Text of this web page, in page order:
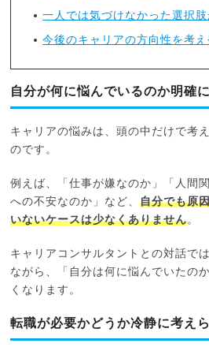
一人では気づけなかった選択肢
今後のキャリアの方向性を考
自分が何に悩んでいるのか明確
キャリアの悩みは、頭の中だけで考
のです。
例えば、「仕事が嫌なのか」「人間
への不安なのか」など、 自分でも原
いないケースは少なくありません。
キャリアコンサルタントとの対話で
ながら、「自分は何に悩んでいたの
くなります。
転職が必要かどうか冷静に考え